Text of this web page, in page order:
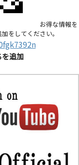
お得な情報を
をしてください。
追加